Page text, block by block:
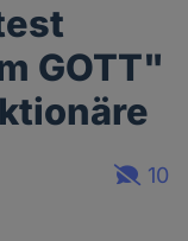
GOTT"
10